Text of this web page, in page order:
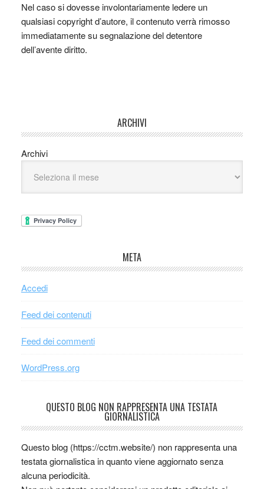
Nel caso si dovesse involontariamente ledere un
qualsiasi copyright d’autore, il contenuto verrà rimosso
immediatamente su segnalazione del detentore
dell’avente diritto.
ARCHIVI
Archivi
META
Accedi
Feed dei contenuti
Feed dei commenti
WordPress.org
QUESTO BLOG NON RAPPRESENTA UNA TESTATA
GIORNALISTICA
Questo blog (https://cctm.website/) non rappresenta una
testata giornalistica in quanto viene aggiornato senza
alcuna periodicità.